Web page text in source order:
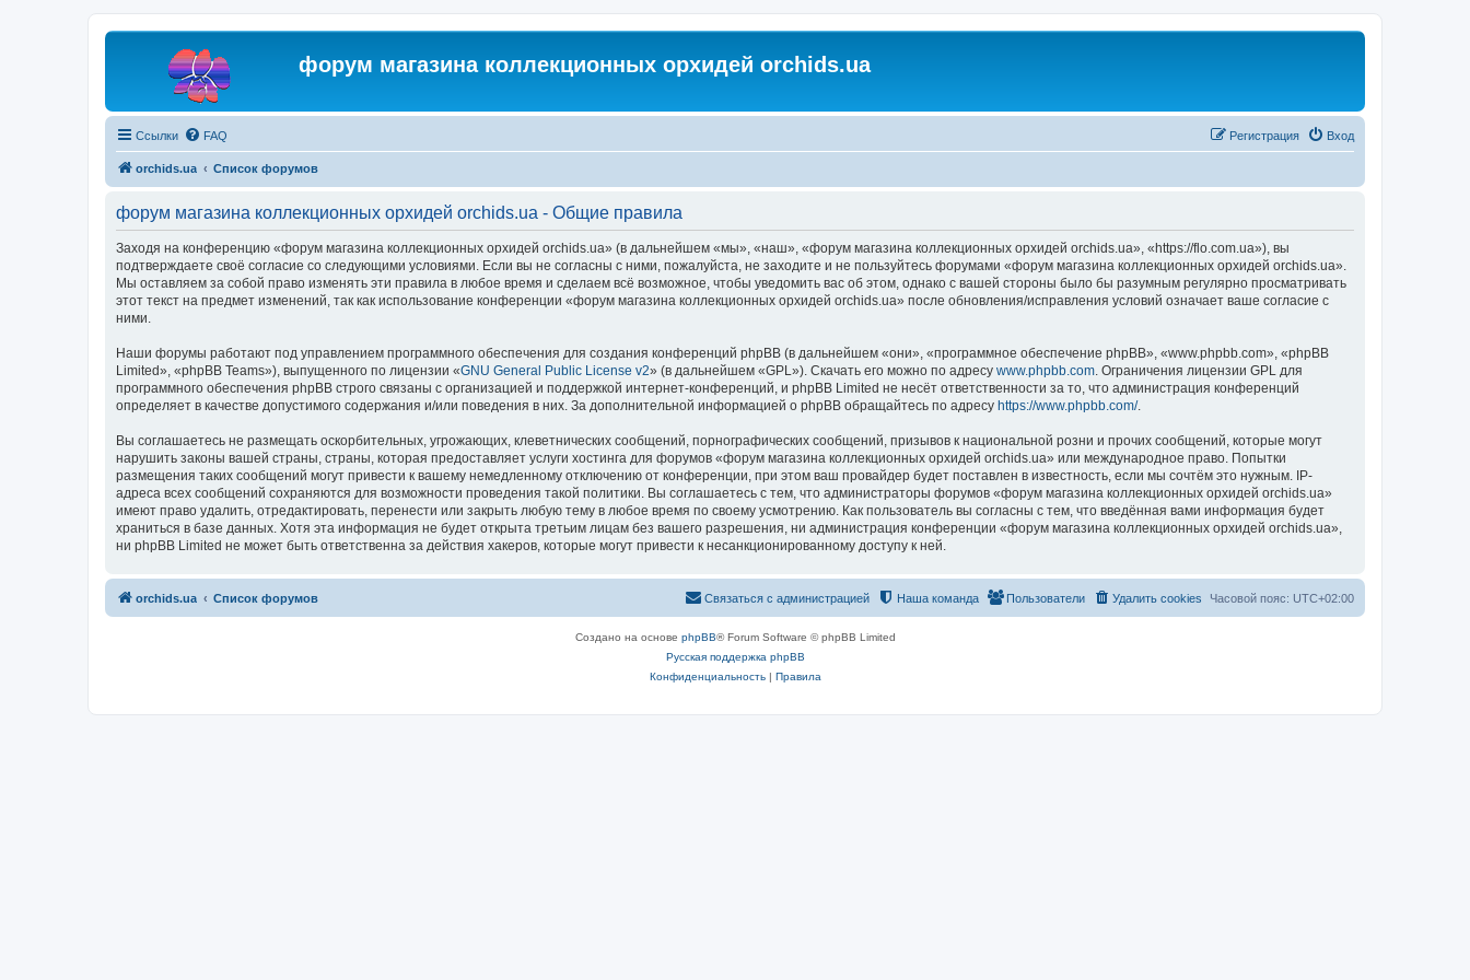
форум магазина коллекционных орхидей orchids.ua
Ссылки FAQ Вход
Регистрация
orchids.ua Список форумов
форум магазина коллекционных орхидей orchids.ua - Общие правила
Заходя на конференцию «форум магазина коллекционных орхидей orchids.ua» (в дальнейшем «мы», «наш», «форум магазина коллекционных орхидей orchids.ua», «https://flo.com.ua»), вы
подтверждаете своё согласие со следующими условиями. Если вы не согласны с ними, пожалуйста, не заходите и не пользуйтесь форумами «форум магазина коллекционных орхидей orchids.ua».
Мы оставляем за собой право изменять эти правила в любое время и сделаем всё возможное, чтобы уведомить вас об этом, однако с вашей стороны было бы разумным регулярно просматривать
этот текст на предмет изменений, так как использование конференции «форум магазина коллекционных орхидей orchids.ua» после обновления/исправления условий означает ваше согласие с
ними.
Наши форумы работают под управлением программного обеспечения для создания конференций phpBB (в дальнейшем «они», «программное обеспечение phpBB», «www.phpbb.com», «phpBB
Limited», «phpBB Teams»), выпущенного по лицензии «GNU General Public License v2» (в дальнейшем «GPL»). Скачать его можно по адресу www.phpbb.com. Ограничения лицензии GPL для
программного обеспечения phpBB строго связаны с организацией и поддержкой интернет-конференций, и phpBB Limited не несёт ответственности за то, что администрация конференций
определяет в качестве допустимого содержания и/или поведения в них. За дополнительной информацией о phpBB обращайтесь по адресу https://www.phpbb.com/.
Вы соглашаетесь не размещать оскорбительных, угрожающих, клеветнических сообщений, порнографических сообщений, призывов к национальной розни и прочих сообщений, которые могут
нарушить законы вашей страны, страны, которая предоставляет услуги хостинга для форумов «форум магазина коллекционных орхидей orchids.ua» или международное право. Попытки
размещения таких сообщений могут привести к вашему немедленному отключению от конференции, при этом ваш провайдер будет поставлен в известность, если мы сочтём это нужным. IP-
адреса всех сообщений сохраняются для возможности проведения такой политики. Вы соглашаетесь с тем, что администраторы форумов «форум магазина коллекционных орхидей orchids.ua»
имеют право удалить, отредактировать, перенести или закрыть любую тему в любое время по своему усмотрению. Как пользователь вы согласны с тем, что введённая вами информация будет
храниться в базе данных. Хотя эта информация не будет открыта третьим лицам без вашего разрешения, ни администрация конференции «форум магазина коллекционных орхидей orchids.ua»,
ни phpBB Limited не может быть ответственна за действия хакеров, которые могут привести к несанкционированному доступу к ней.
orchids.ua Список форумов Часовой пояс: UTC+02:00
Удалить cookies
Пользователи
Наша команда
Связаться с администрацией
Создано на основе phpBB® Forum Software © phpBB Limited
Русская поддержка phpBB
Конфиденциальность| Правила